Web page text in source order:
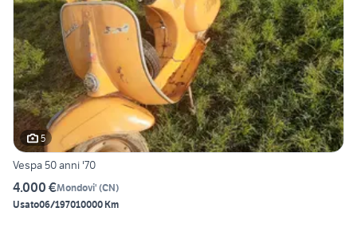
5
Vespa 50 anni '70
4.000 €Mondovi' (CN)
Usato06/197010000 Km